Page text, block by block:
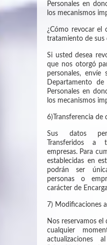
Personales en
los mecanismos
¿Cómo revocar el
tratamiento de sus
Si usted desea
que nos otorgó
personales,
Departamento
Personales en
los mecanismos
6)Transferencia de
Sus datos
Transferidos a
empresas. Para
establecidas en
podrán ser
personas o
carácter de
7) Modificaciones
Nos reservamos el
cualquier
actualizaciones